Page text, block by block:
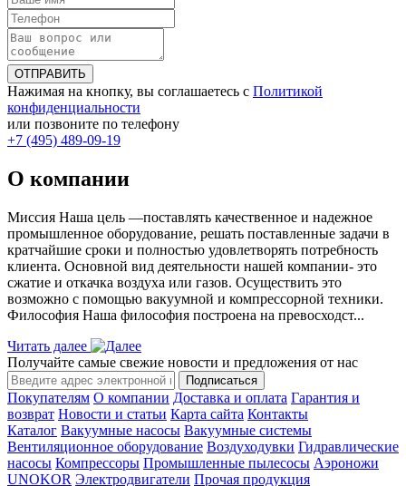
ОТПРАВИТЬ
Нажимая на кнопку, вы соглашаетесь с Политикой
конфиденциальности
или позвоните по телефону
+7 (495) 489-09-19
О компании
Миссия Наша цель ―поставлять качественное и надежное
промышленное оборудование, решать поставленные задачи в
кратчайшие сроки и полностью удовлетворять потребность
клиента. Основной вид деятельности нашей компании- это
сжатие и откачка воздуха или газов. Осуществить это
возможно с помощью вакуумной и компрессорной техники.
Философия Наша философия построена на превосходст...
Читать далее
Получайте самые свежие новости и предложения от нас
Подписаться
Покупателям О компании Доставка и оплата Гарантия и
возврат Новости и статьи Карта сайта Контакты
Каталог Вакуумные насосы Вакуумные системы
Вентиляционное оборудование Воздуходувки Гидравлические
насосы Компрессоры Промышленные пылесосы Аэроножи
UNOKOR Электродвигатели Прочая продукция